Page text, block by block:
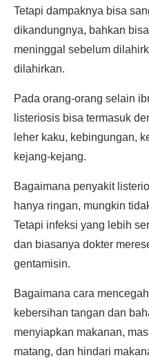
Tetapi dampaknya bisa
dikandungnya, bahkan
meninggal sebelum
dilahirkan.
Pada orang-orang selain
listeriosis bisa termasuk
leher kaku, kebingungan,
kejang-kejang.
Bagaimana penyakit
hanya ringan, mungkin
Tetapi infeksi yang lebih
dan biasanya dokter
gentamisin.
Bagaimana cara
kebersihan tangan dan
menyiapkan makanan,
matang, dan hindari